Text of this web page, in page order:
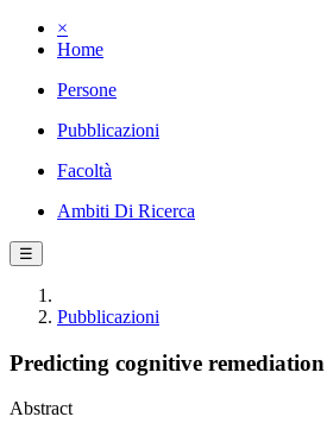
×
Home
Persone
Pubblicazioni
Facoltà
Ambiti Di Ricerca
☰
Pubblicazioni
Predicting cognitive
Abstract